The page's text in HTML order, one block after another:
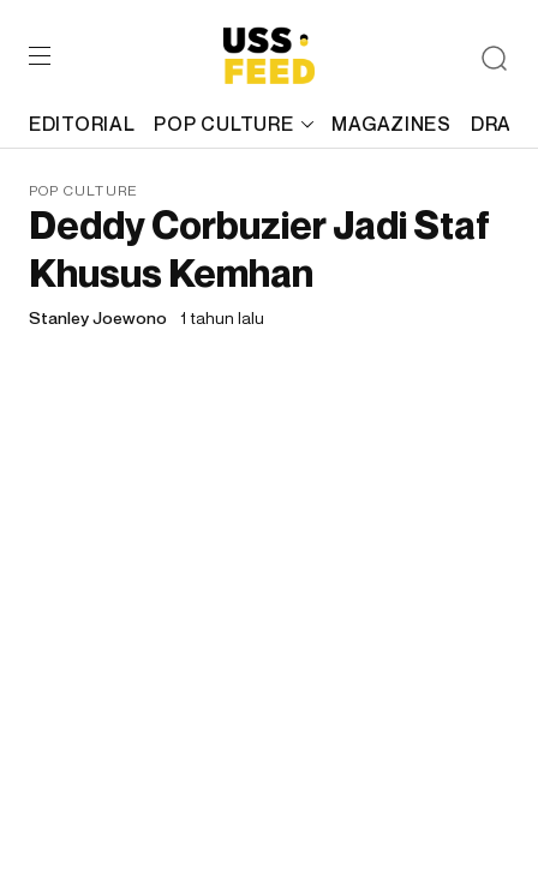
EDITORIAL POP CULTURE MAGAZINES
POP CULTURE
Deddy Corbuzier Jadi Staf
Khusus Kemhan
Stanley Joewono 1 tahun lalu